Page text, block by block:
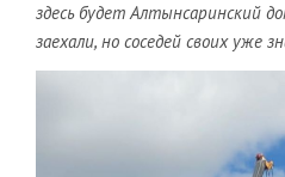
здесь будет Алтынсаринский
заехали, но соседей своих уже